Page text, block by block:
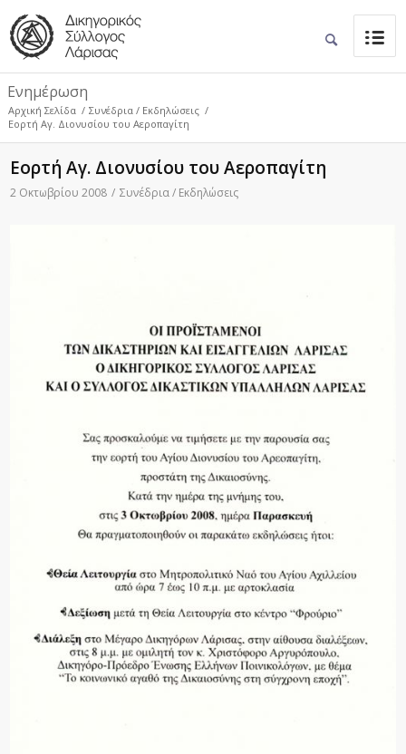
Ενημέρωση
Αρχική Σελίδα / Συνέδρια / Εκδηλώσεις /
Εορτή Αγ. Διονυσίου του Αεροπαγίτη
Εορτή Αγ. Διονυσίου του Αεροπαγίτη
2 Οκτωβρίου 2008 / Συνέδρια / Εκδηλώσεις